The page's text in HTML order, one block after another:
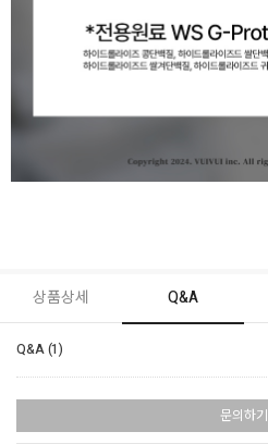
상품상세 Q&A
Q&A (1)
문의하기